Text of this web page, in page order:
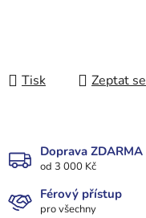
Tisk Zeptat se
Doprava ZDARMA
od 3 000 Kč
Férový přístup
pro všechny